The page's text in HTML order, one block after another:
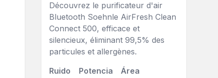
Découvrez le purificateur d'air
Bluetooth Soehnle AirFresh Clean
Connect 500, efficace et
silencieux, éliminant 99,5% des
particules et allergènes.
Ruido
Potencia Área